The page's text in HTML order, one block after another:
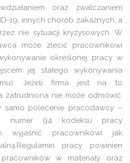
oraz zwalczaniem
19, innych chorób zakaźnych, a
nie sytuacji kryzysowych. W
może zlecić pracownikowi
określonej pracy w
jej stałego wykonywania
Jeżeli firma jest na to
nie może odmówić.
samo polecenie pracodawcy –
numer 94 kodeksu pracy
wyjaśnić pracownikowi jak
pracy powinien
w materiały oraz